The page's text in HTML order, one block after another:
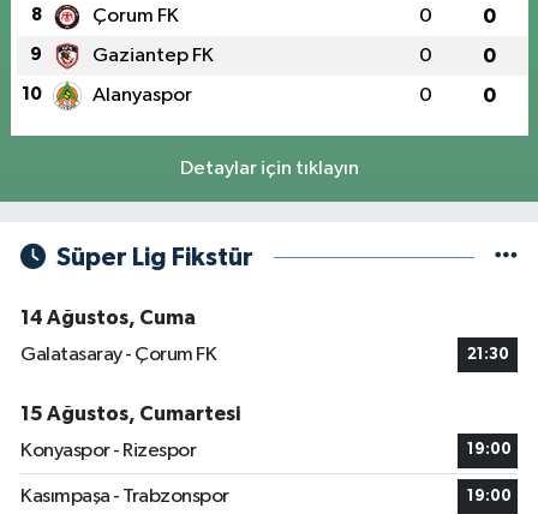
8 Çorum FK 0 0
9 Gaziantep FK 0 0
10 Alanyaspor 0 0
Detaylar için tıklayın
Süper Lig Fikstür
14 Ağustos, Cuma
Galatasaray - Çorum FK
21:30
15 Ağustos, Cumartesi
Konyaspor - Rizespor
19:00
Kasımpaşa - Trabzonspor 19:00